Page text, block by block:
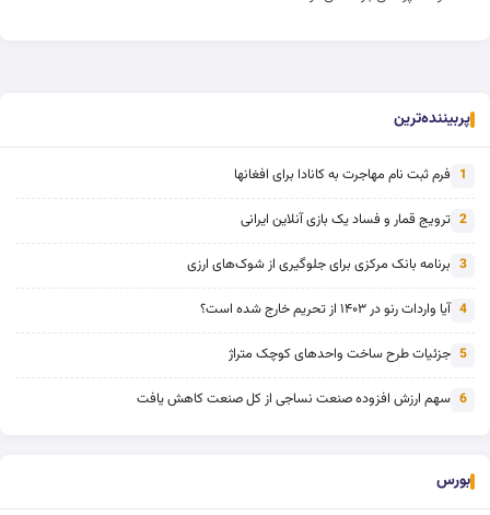
پربیننده‌ترین
1 فرم ثبت نام مهاجرت به کانادا برای افغانها
2 ترویج قمار و فساد یک بازی آنلاین ایرانی
3 برنامه بانک مرکزی برای جلوگیری از شوک‌های ارزی
4 آیا واردات رنو در ۱۴۰۳ از تحریم خارج شده است؟
5 جزئیات طرح ساخت واحدهای کوچک متراژ
6 سهم ارزش افزوده صنعت نساجی از کل صنعت کاهش یافت
بورس